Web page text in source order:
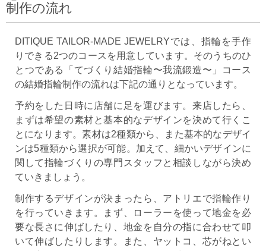
制作の流れ
DITIQUE TAILOR-MADE JEWELRYでは、指輪を手作
りできる2つのコースを用意しています。そのうちのひ
とつである「てづくり結婚指輪〜我流鍛造〜」コース
の結婚指輪制作の流れは下記の通りとなっています。
予約をした日時に店舗に足を運びます。来店したら、
まずは希望の素材と基本的なデザインを決めて行くこ
とになります。素材は2種類から、また基本的なデザイ
ンは5種類から選択が可能。加えて、細かいデザインに
関して指輪づくりの専門スタッフと相談しながら決め
ていきましょう。
制作するデザインが決まったら、アトリエで指輪作り
を行っていきます。まず、ローラーを使って地金を必
要な長さに伸ばしたり、地金を自分の指に合わせて叩
いて伸ばしたりします。また、ヤットコ、芯がねとい